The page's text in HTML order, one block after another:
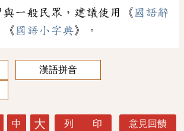
一般民眾，建議使用《 國語辭
《國語小字典》。
漢語拼音
中 大 列 印 意見回饋